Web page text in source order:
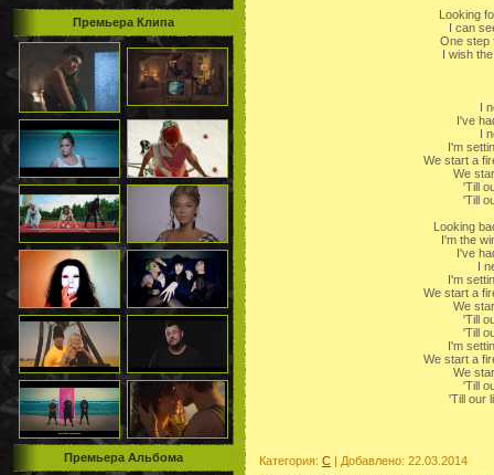
Премьера Клипа
Премьера Альбома
Looking
I can
One step
I wish
I
I've
I
I'm
We start a
We
'Till
'Till
Looking
I'm the
I've
I
I'm
We start a
We
'Till
'Till
I'm
We start a
We
'Till
'Till our
Категория: C Добавлено: 22.03.2014